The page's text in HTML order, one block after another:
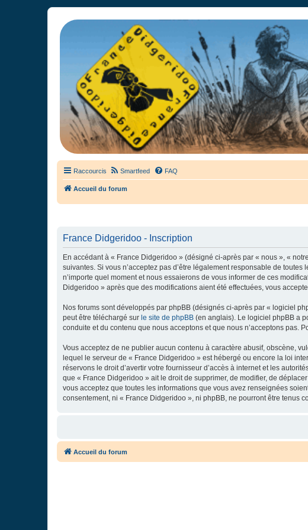
France Didgeridoo
Didgeridoo et Guimbarde sur France Didgeridoo - retrouvez la communauté.
Raccourcis Smartfeed FAQ
Accueil du forum
France Didgeridoo - Inscription
En accédant à « France Didgeridoo » (désigné ci-après par « nous », «
suivantes. Si vous n’acceptez pas d’être légalement responsable de
n’importe quel moment et nous essaierons de vous informer de ces
Didgeridoo » après que des modifications aient été effectuées, vous
Nos forums sont développés par phpBB (désignés ci-après par « logiciel
peut être téléchargé sur le site de phpBB (en anglais). Le logiciel phpBB a
conduite et du contenu que nous acceptons et que nous n’acceptons pas.
Vous acceptez de ne publier aucun contenu à caractère abusif, obscène,
lequel le serveur de « France Didgeridoo » est hébergé ou encore la loi
réservons le droit d’avertir votre fournisseur d’accès à internet et les
que « France Didgeridoo » ait le droit de supprimer, de modifier, de
vous acceptez que toutes les informations que vous avez renseignées
consentement, ni « France Didgeridoo », ni phpBB, ne pourront être tenus
Accueil du forum